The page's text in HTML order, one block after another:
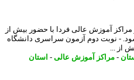
آموزش عالی فردا با حضور بیش از
- نوبت دوم آزمون سراسری دانشگاه
...
-مراکز آموزش عالی-استان